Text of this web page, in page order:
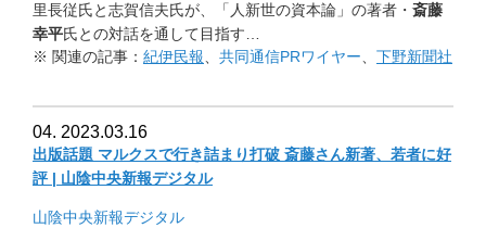
里長従氏と志賀信夫氏が 、「人新世の資本論」の著者・ 斎藤
幸平氏との対話を通して目指す
※ 関連の記事： 紀伊民報 共同通信PRワイヤー 下野新聞社
04. 2023.03.16
出版話題 マルクスで行き詰まり打破 斎藤さん新著、若者に好
評 | 山陰中央新報デジタル
山陰中央新報デジタル